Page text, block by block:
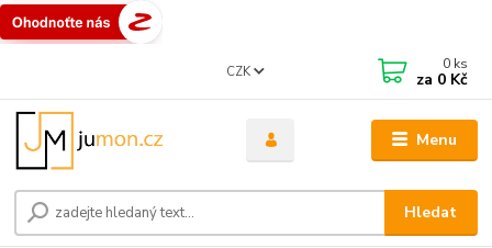
Menu
CZK
Hledat
0 ks
za 0 Kč